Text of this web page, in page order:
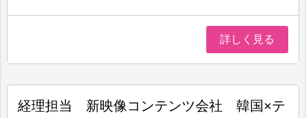
詳しく見る
経理担当 新映像コンテンツ会社 韓国×テ